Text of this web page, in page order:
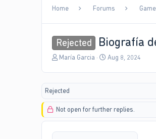
Home Forums
Rejected Biografía
T
a
s
t
a
María Garcia
S
a
t
e
Aug 8, 2024
Rejected
Not open for further replies.